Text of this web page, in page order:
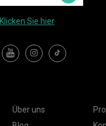
Klicken Sie hier
Über uns